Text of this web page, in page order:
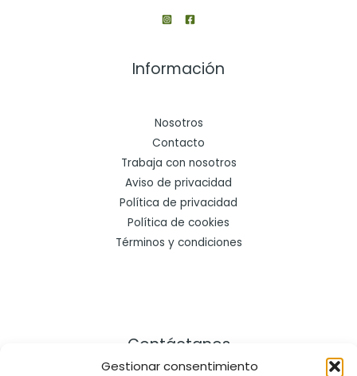
Gestionar consentimiento
Información
Nosotros
Contacto
Trabaja con nosotros
Aviso de privacidad
Política de privacidad
Política de cookies
Términos y condiciones
Contáctanos